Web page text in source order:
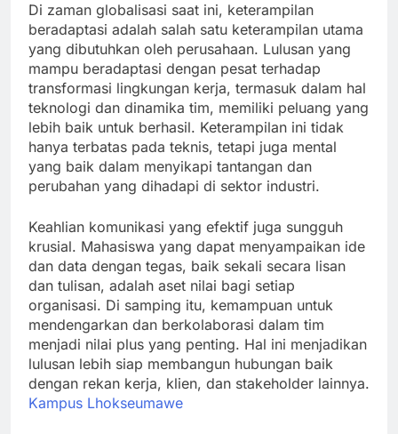
Di zaman globalisasi saat ini, keterampilan
beradaptasi adalah salah satu keterampilan utama
yang dibutuhkan oleh perusahaan. Lulusan yang
mampu beradaptasi dengan pesat terhadap
transformasi lingkungan kerja, termasuk dalam hal
teknologi dan dinamika tim, memiliki peluang yang
lebih baik untuk berhasil. Keterampilan ini tidak
hanya terbatas pada teknis, tetapi juga mental
yang baik dalam menyikapi tantangan dan
perubahan yang dihadapi di sektor industri.
Keahlian komunikasi yang efektif juga sungguh
krusial. Mahasiswa yang dapat menyampaikan ide
dan data dengan tegas, baik sekali secara lisan
dan tulisan, adalah aset nilai bagi setiap
organisasi. Di samping itu, kemampuan untuk
mendengarkan dan berkolaborasi dalam tim
menjadi nilai plus yang penting. Hal ini menjadikan
lulusan lebih siap membangun hubungan baik
dengan rekan kerja, klien, dan stakeholder lainnya.
Kampus Lhokseumawe